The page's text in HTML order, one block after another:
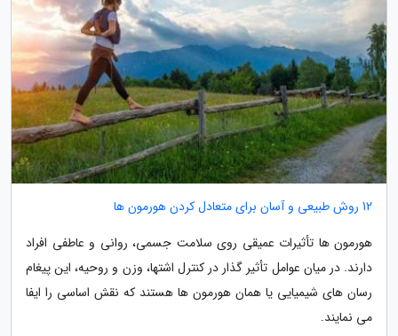
12 روش طبیعی و آسان برای متعادل کردن هورمون ها
هورمون ها تأثیرات عمیقی روی سلامت جسمی، روانی و عاطفی افراد
دارند. در میان عوامل تأثیر گذار در کنترل اشتها، وزن و روحیه، این پیغام
رسان های شیمیایی یا همان هورمون ها هستند که نقش اساسی را ایفا
می نمایند.